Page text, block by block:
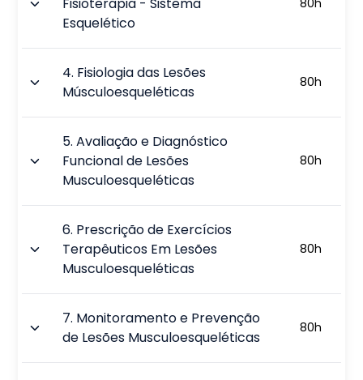
Esquelético
80h
4. Fisiologia das Lesões
Músculoesqueléticas
80h
5.Avaliação e Diagnóstico
Funcional de Lesões
Musculoesqueléticas
80h
6. Prescrição de Exercícios
Terapêuticos Em Lesões
Musculoesqueléticas
80h
7. Monitoramento e Prevenção
de Lesões Musculoesqueléticas
80h